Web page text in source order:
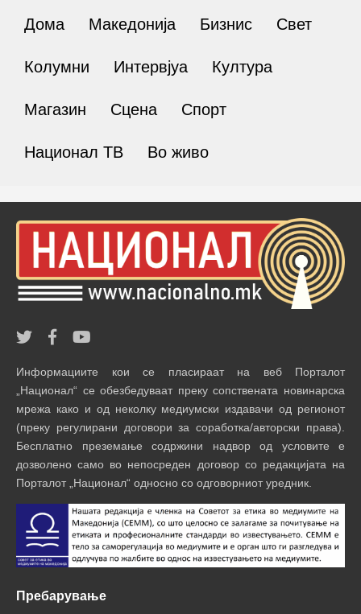
Дома Македонија Бизнис Свет
Колумни Интервјуа Култура
Магазин Сцена Спорт
Национал ТВ Во живо
Информациите кои се пласираат на веб Порталот
„Национал“ се обезбедуваат преку сопствената новинарска
мрежа како и од неколку медиумски издавачи од регионот
(преку регулирани договори за соработка/авторски права).
Бесплатно преземање содржини надвор од условите е
дозволено само во непосреден договор со редакцијата на
Порталот „Национал“ односно со одговорниот уредник.
Пребарување